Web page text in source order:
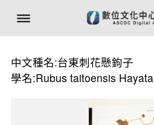
中文種名:台東刺花懸鉤子
學名:Rubus taitoensis Hayata